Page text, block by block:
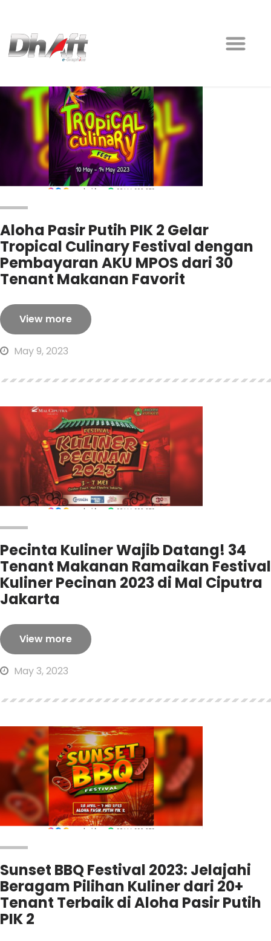
Aloha Pasir Putih PIK 2 Gelar
Tropical Culinary Festival dengan
Pembayaran AKU MPOS dari 30
Tenant Makanan Favorit
View more
May 9, 2023
Pecinta Kuliner Wajib Datang! 34
Tenant Makanan Ramaikan Festival
Kuliner Pecinan 2023 di Mal Ciputra
Jakarta
View more
May 3, 2023
Sunset BBQ Festival 2023: Jelajahi
Beragam Pilihan Kuliner dari 20+
Tenant Terbaik di Aloha Pasir Putih
PIK 2